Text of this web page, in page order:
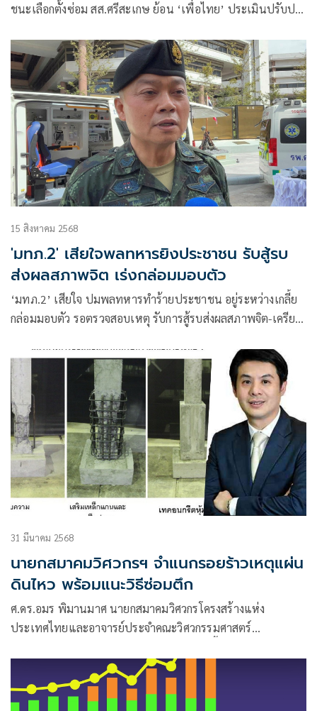
ชนะเลือกตั้งซ่อม สส.ศรีสะเกษ ย้อน ‘เพื่อไทย’ ประเมินปรับปรุง
15 สิงหาคม 2568
'มทภ.2' เสียใจพลทหารยิงประชาชน รับสู้รบ
ส่งผลสภาพจิต เร่งกล่อมมอบตัว
‘มทภ.2’ เสียใจ ปมพลทหารทำร้ายประชาชน อยู่ระหว่างเกลี้ย
กล่อมมอบตัว รอตรวจสอบเหตุ รับการสู้รบส่งผลสภาพจิต-เครียด
พลที่สุ่มเสี่ยง
31 มีนาคม 2568
นายกสมาคมวิศวกรฯ จำแนกรอยร้าวเหตุแผ่น
ดินไหว พร้อมแนะวิธีซ่อมตึก
ศ.ดร.อมร พิมานมาศ นายกสมาคมวิศวกรโครงสร้างแห่ง
ประเทศไทยและอาจารย์ประจำคณะวิศวกรรมศาสตร์
ตรวจสอบความเสียหาย